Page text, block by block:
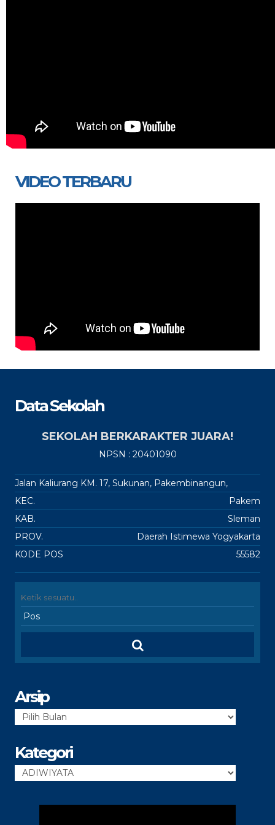
VIDEO TERBARU
Data Sekolah
SEKOLAH BERKARAKTER JUARA!
NPSN : 20401090
Jalan Kaliurang KM. 17, Sukunan, Pakembinangun,
KEC.
Pakem
KAB.
Sleman
PROV.
Daerah Istimewa Yogyakarta
KODE POS
55582
Arsip
Arsip
Kategori
Kategori